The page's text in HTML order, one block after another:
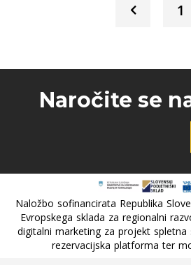
1
Naročite se
Naložbo sofinancirata Republika
Evropskega sklada za regionalni
digitalni marketing za projekt
rezervacijska platforma ter